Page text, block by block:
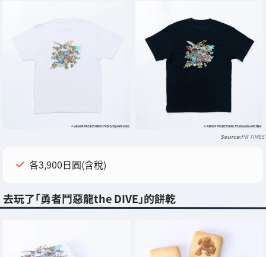
PR TIMES
各3,900日圓(含稅)
去玩了「勇者鬥惡龍the DIVE」的餅乾